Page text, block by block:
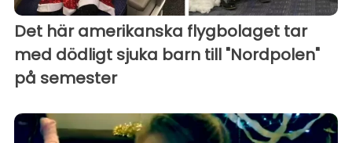
Det här amerikanska flygbolaget tar
med dödligt sjuka barn till "Nordpolen"
på semester